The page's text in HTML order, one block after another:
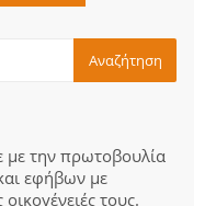
με την πρωτοβουλία
εφήβων με
τους.